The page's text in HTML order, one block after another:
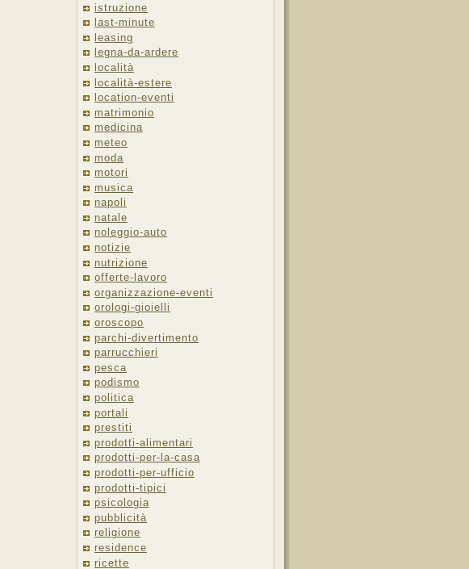
istruzione
last-minute
leasing
legna-da-ardere
località
località-estere
location-eventi
matrimonio
medicina
meteo
moda
motori
musica
napoli
natale
noleggio-auto
notizie
nutrizione
offerte-lavoro
organizzazione-eventi
orologi-gioielli
oroscopo
parchi-divertimento
parrucchieri
pesca
podismo
politica
portali
prestiti
prodotti-alimentari
prodotti-per-la-casa
prodotti-per-ufficio
prodotti-tipici
psicologia
pubblicità
religione
residence
ricette